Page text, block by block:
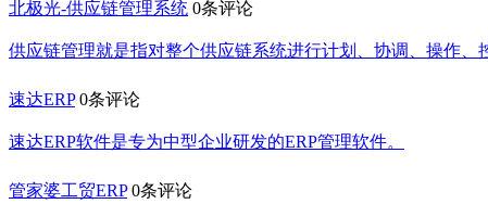
北极光-供应链管理系统 0条评论
供应链管理就是指对整个供应链系统进行计划、协调、操作、
速达ERP 0条评论
速达ERP软件是专为中型企业研发的ERP管理软件。
管家婆工贸ERP 0条评论